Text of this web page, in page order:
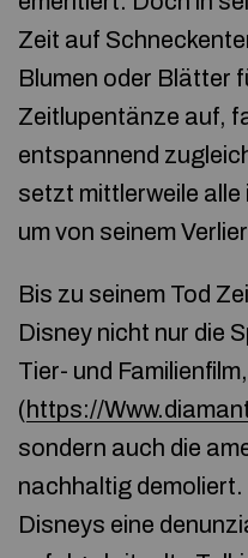
Zeit auf
Blumen oder Blätter
Zeitlupentänze auf,
entspannend
setzt mittlerweile alle
um von seinem
Bis zu seinem Tod
Disney nicht nur die
Tier- und Familienfilm,
(https://
sondern auch die
nachhaltig
Disneys eine